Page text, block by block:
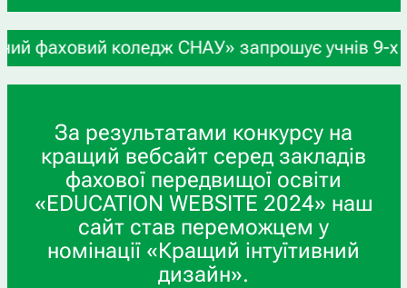
СНАУ» запрошує учнів 9-х та 11-х
За результатами конкурсу на
кращий вебсайт серед закладів
фахової передвищої освіти
«EDUCATION WEBSITE 2024» наш
сайт став переможцем у
номінації «Кращий інтуїтивний
дизайн».